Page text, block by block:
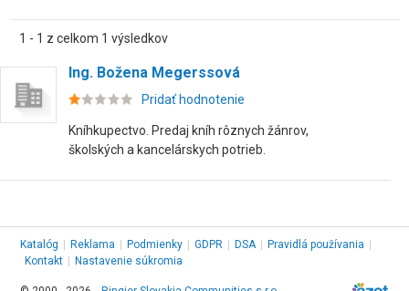
1 - 1 z celkom 1 výsledkov
Ing. Božena Megerssová
Pridať hodnotenie
Kníhkupectvo. Predaj kníh rôznych žánrov,
školských a kancelárskych potrieb.
Katalóg Reklama Podmienky GDPR DSA Pravidlá používania
Kontakt
Nastavenie súkromia